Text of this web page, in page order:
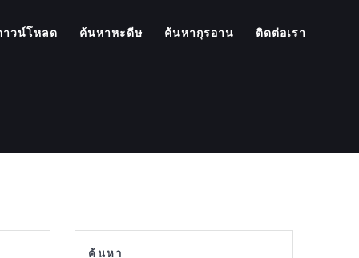
าวน์โหลด ค้นหาหะดีษ ค้นหากุรอาน ติดต่อเรา
ค้นหา